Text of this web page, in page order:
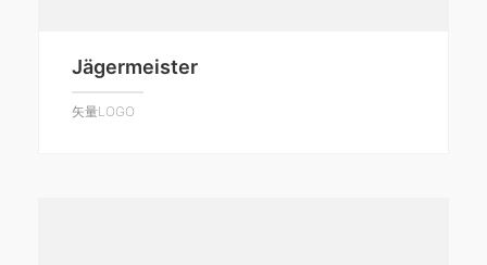
Jägermeister
矢量LOGO